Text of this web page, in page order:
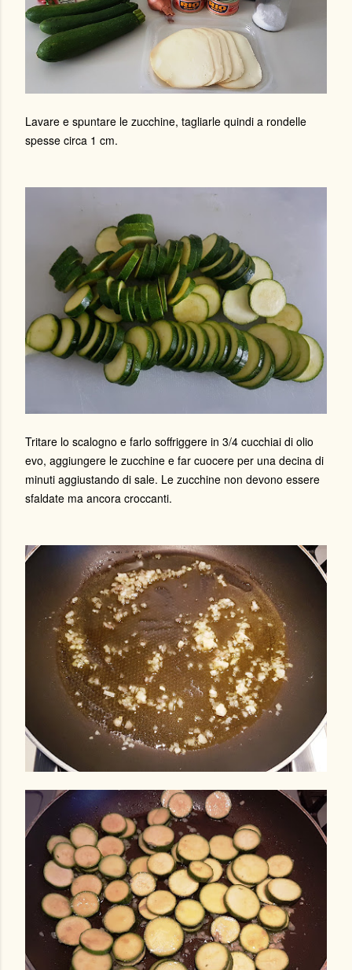
Lavare e spuntare le zucchine, tagliarle quindi a rondelle
spesse circa 1 cm.
Tritare lo scalogno e farlo soffriggere in 3/4 cucchiai di olio
evo, aggiungere le zucchine e far cuocere per una decina di
minuti aggiustando di sale. Le zucchine non devono essere
sfaldate ma ancora croccanti.